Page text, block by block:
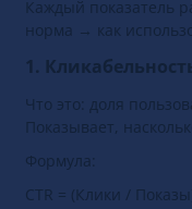
Каждый показатель
норма → как
1.
Что это: доля
Показывает,
Формула: